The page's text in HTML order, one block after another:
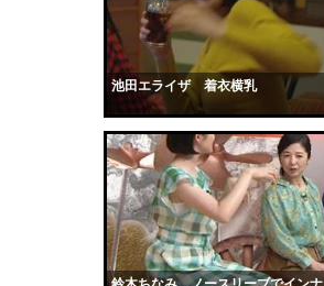
池田エライザ 着衣横乳